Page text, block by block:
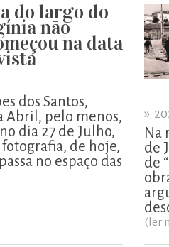
do largo do
não
na data
dos Santos,
Abril, pelo menos,
dia 27 de Julho,
de hoje,
no espaço das
»
Na
de
de
(ler